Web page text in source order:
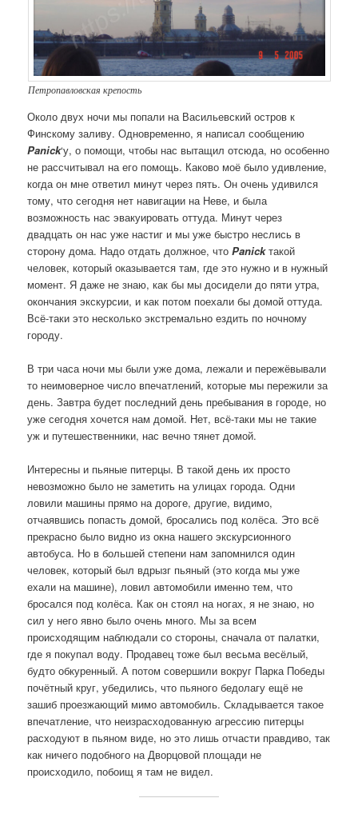
Петропавловская крепость
Около двух ночи мы попали на Васильевский остров к
Финскому заливу. Одновременно, я написал сообщению
Panick‘у, о помощи, чтобы нас вытащил отсюда, но особенно
не рассчитывал на его помощь. Каково моё было удивление,
когда он мне ответил минут через пять. Он очень удивился
тому, что сегодня нет навигации на Неве, и была
возможность нас эвакуировать оттуда. Минут через
двадцать он нас уже настиг и мы уже быстро неслись в
сторону дома. Надо отдать должное, чтоPanick такой
человек, который оказывается там, где это нужно и в нужный
момент. Я даже не знаю, как бы мы досидели до пяти утра,
окончания экскурсии, и как потом поехали бы домой оттуда.
Всё-таки это несколько экстремально ездить по ночному
городу.
В три часа ночи мы были уже дома, лежали и пережёвывали
то неимоверное число впечатлений, которые мы пережили за
день. Завтра будет последний день пребывания в городе, но
уже сегодня хочется нам домой. Нет, всё-таки мы не такие
уж и путешественники, нас вечно тянет домой.
Интересны и пьяные питерцы. В такой день их просто
невозможно было не заметить на улицах города. Одни
ловили машины прямо на дороге, другие, видимо,
отчаявшись попасть домой, бросались под колёса. Это всё
прекрасно было видно из окна нашего экскурсионного
автобуса. Но в большей степени нам запомнился один
человек, который был вдрызг пьяный (это когда мы уже
ехали на машине), ловил автомобили именно тем, что
бросался под колёса. Как он стоял на ногах, я не знаю, но
сил у него явно было очень много. Мы за всем
происходящим наблюдали со стороны, сначала от палатки,
где я покупал воду. Продавец тоже был весьма весёлый,
будто обкуренный. А потом совершили вокруг Парка Победы
почётный круг, убедились, что пьяного бедолагу ещё не
зашиб проезжающий мимо автомобиль. Складывается такое
впечатление, что неизрасходованную агрессию питерцы
расходуют в пьяном виде, но это лишь отчасти правдиво, так
как ничего подобного на Дворцовой площади не
происходило, побоищ я там не видел.